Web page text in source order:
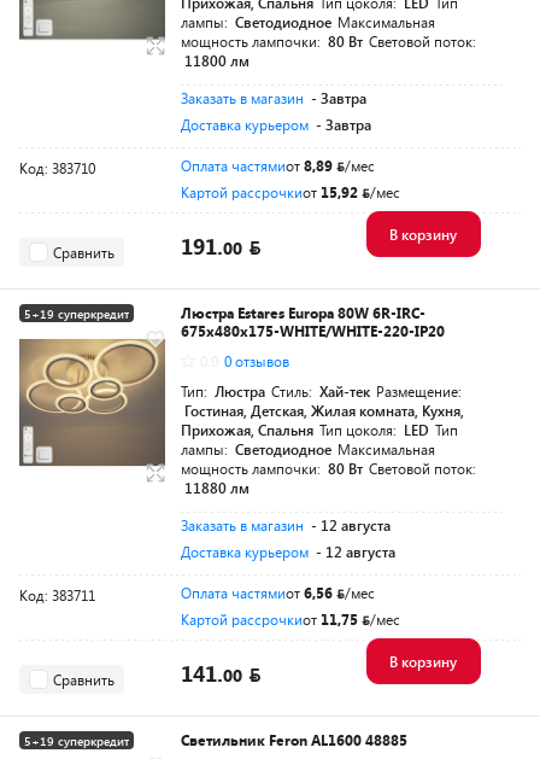
лампы: Светодиодное Максимальная
мощность лампочки: 80 Вт Световой поток:
11800 лм
Заказать в магазин - Завтра
Доставка курьером - Завтра
Код: 383710 Оплата частямиот8,89
/мес
Картой рассрочкиот 15,92 /мес
Сравнить 191.00
В корзину
5+19 суперкредит
Люстра Estares Europa 80W 6R-IRC-
675x480x175-WHITE/WHITE-220-IP20
0 отзывов
Тип: Люстра Стиль: Хай-тек Размещение:
Гостиная, Детская, Жилая комната, Кухня,
Прихожая, Спальня Тип цоколя: LED Тип
лампы: Светодиодное Максимальная
мощность лампочки: 80 Вт Световой поток:
11880 лм
Заказать в магазин - 12 августа
Доставка курьером - 12 августа
Код: 383711 Оплата частямиот6,56
/мес
Картой рассрочкиот 11,75 /мес
Сравнить 141.00
В корзину
5+19 суперкредит Светильник Feron AL1600 48885